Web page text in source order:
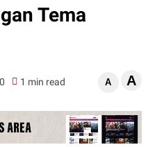
Tema
0 1 min read A A